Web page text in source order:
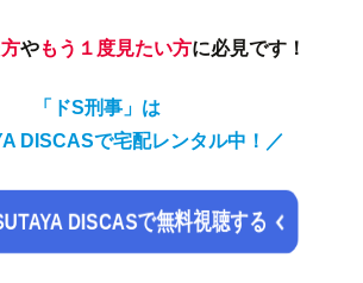
やもう１度見たい方に必見です！
「ドS刑事」は
DISCASで宅配レンタル中！／
DISCASで無料視聴する